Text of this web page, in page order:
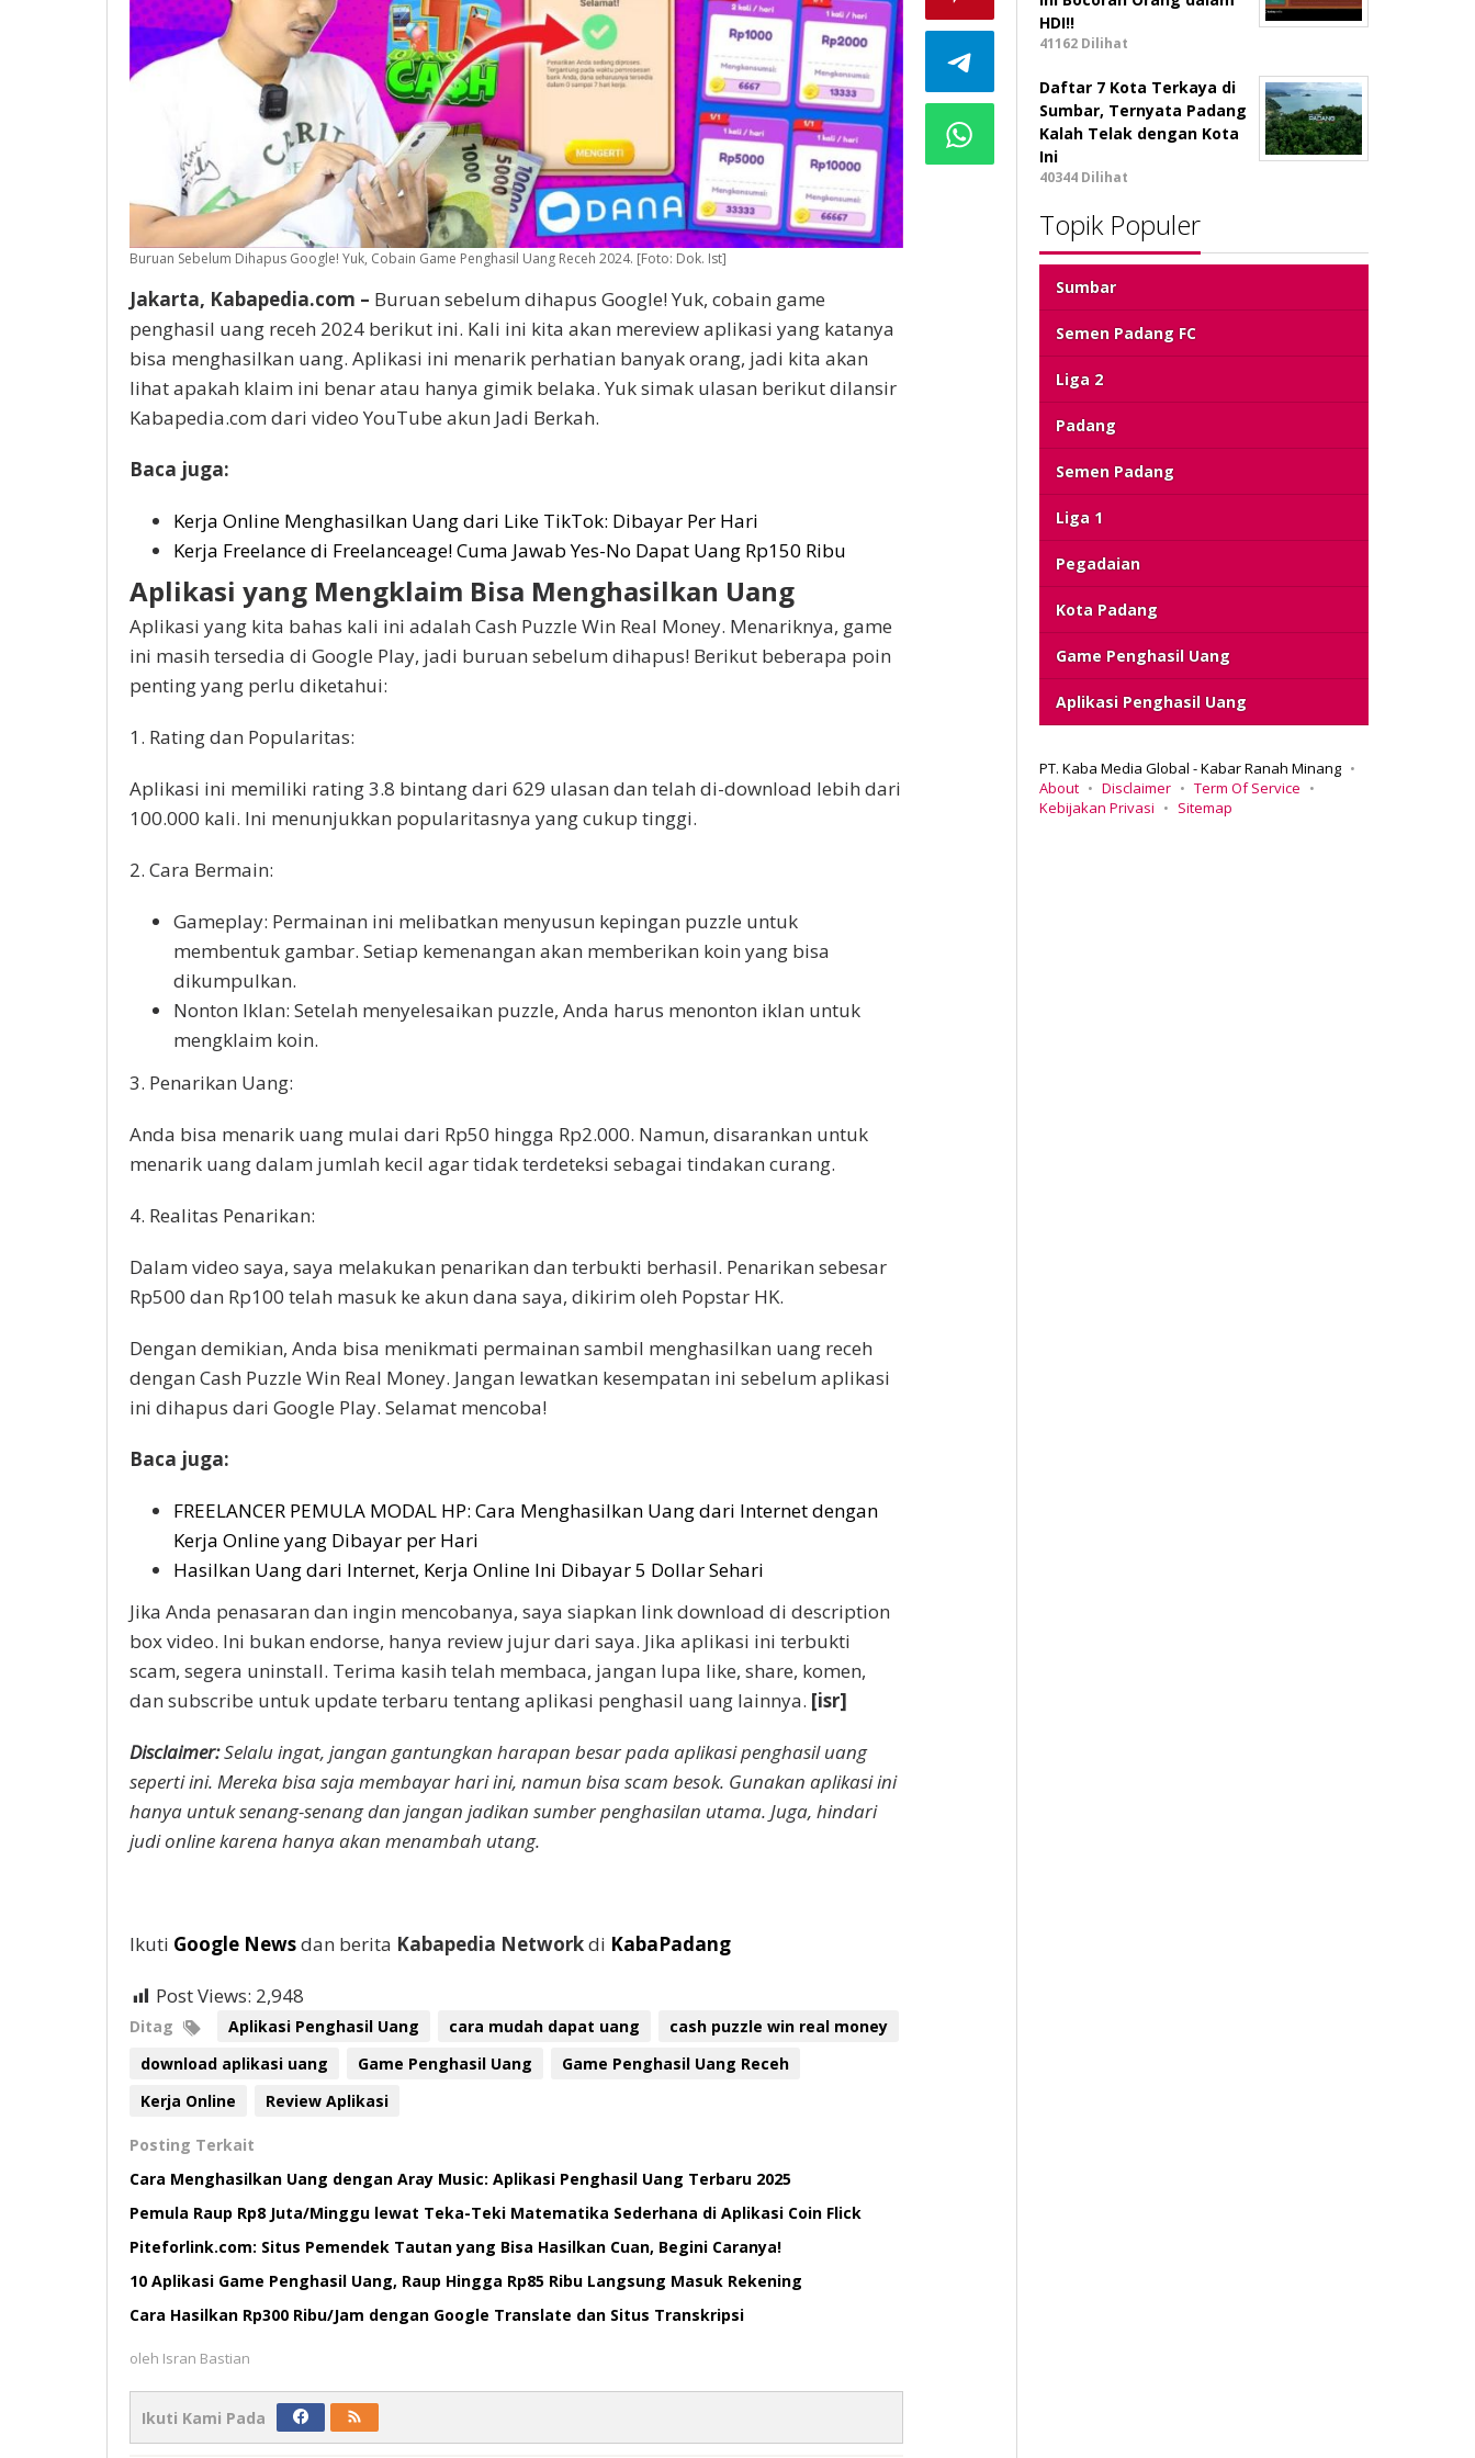
Buruan Sebelum Dihapus Google! Yuk, Cobain Game Penghasil Uang Receh 2024. [Foto: Dok. Ist]
Jakarta, Kabapedia.com – Buruan sebelum dihapus Google! Yuk, cobain game
penghasil uang receh 2024 berikut ini. Kali ini kita akan mereview aplikasi yang katanya
bisa menghasilkan uang. Aplikasi ini menarik perhatian banyak orang, jadi kita akan
lihat apakah klaim ini benar atau hanya gimik belaka. Yuk simak ulasan berikut dilansir
Kabapedia.com dari video YouTube akun Jadi Berkah.
Baca juga:
Kerja Online Menghasilkan Uang dari Like TikTok: Dibayar Per Hari
Kerja Freelance di Freelanceage! Cuma Jawab Yes-No Dapat Uang Rp150 Ribu
Aplikasi yang Mengklaim Bisa Menghasilkan Uang
Aplikasi yang kita bahas kali ini adalah Cash Puzzle Win Real Money. Menariknya, game
ini masih tersedia di Google Play, jadi buruan sebelum dihapus! Berikut beberapa poin
penting yang perlu diketahui:
1. Rating dan Popularitas:
Aplikasi ini memiliki rating 3.8 bintang dari 629 ulasan dan telah di-download lebih dari
100.000 kali. Ini menunjukkan popularitasnya yang cukup tinggi.
2. Cara Bermain:
Gameplay: Permainan ini melibatkan menyusun kepingan puzzle untuk
membentuk gambar. Setiap kemenangan akan memberikan koin yang bisa
dikumpulkan.
Nonton Iklan: Setelah menyelesaikan puzzle, Anda harus menonton iklan untuk
mengklaim koin.
3. Penarikan Uang:
Anda bisa menarik uang mulai dari Rp50 hingga Rp2.000. Namun, disarankan untuk
menarik uang dalam jumlah kecil agar tidak terdeteksi sebagai tindakan curang.
4. Realitas Penarikan:
Dalam video saya, saya melakukan penarikan dan terbukti berhasil. Penarikan sebesar
Rp500 dan Rp100 telah masuk ke akun dana saya, dikirim oleh Popstar HK.
Dengan demikian, Anda bisa menikmati permainan sambil menghasilkan uang receh
dengan Cash Puzzle Win Real Money. Jangan lewatkan kesempatan ini sebelum aplikasi
ini dihapus dari Google Play. Selamat mencoba!
Baca juga:
FREELANCER PEMULA MODAL HP: Cara Menghasilkan Uang dari Internet dengan
Kerja Online yang Dibayar per Hari
Hasilkan Uang dari Internet, Kerja Online Ini Dibayar 5 Dollar Sehari
Jika Anda penasaran dan ingin mencobanya, saya siapkan link download di description
box video. Ini bukan endorse, hanya review jujur dari saya. Jika aplikasi ini terbukti
scam, segera uninstall. Terima kasih telah membaca, jangan lupa like, share, komen,
dan subscribe untuk update terbaru tentang aplikasi penghasil uang lainnya. [isr]
Disclaimer:Selalu ingat, jangan gantungkan harapan besar pada aplikasi penghasil uang
seperti ini. Mereka bisa saja membayar hari ini, namun bisa scam besok. Gunakan aplikasi ini
hanya untuk senang-senang dan jangan jadikan sumber penghasilan utama. Juga, hindari
judi online karena hanya akan menambah utang.
Ikuti Google Newsdan berita Kabapedia Networkdi KabaPadang
Post Views: 2,948
Ditag Aplikasi Penghasil Uang cara mudah dapat uang
cash puzzle win real money
download aplikasi uang
Game Penghasil Uang
Game Penghasil Uang Receh
Kerja Online
Review Aplikasi
Posting Terkait
Cara Menghasilkan Uang dengan Aray Music: Aplikasi Penghasil Uang Terbaru 2025
Pemula Raup Rp8 Juta/Minggu lewat Teka-Teki Matematika Sederhana di Aplikasi Coin Flick
Piteforlink.com: Situs Pemendek Tautan yang Bisa Hasilkan Cuan, Begini Caranya!
10 Aplikasi Game Penghasil Uang, Raup Hingga Rp85 Ribu Langsung Masuk Rekening
Cara Hasilkan Rp300 Ribu/Jam dengan Google Translate dan Situs Transkripsi
oleh Isran Bastian
Ikuti Kami Pada
HDI!!
41162 Dilihat
Daftar 7 Kota Terkaya di
Sumbar, Ternyata Padang
Kalah Telak dengan Kota
Ini
40344 Dilihat
Topik Populer
Sumbar
Semen Padang FC
Liga 2
Padang
Semen Padang
Liga 1
Pegadaian
Kota Padang
Game Penghasil Uang
Aplikasi Penghasil Uang
PT. Kaba Media Global - Kabar Ranah Minang
About
Disclaimer
Term Of Service
Kebijakan Privasi
Sitemap